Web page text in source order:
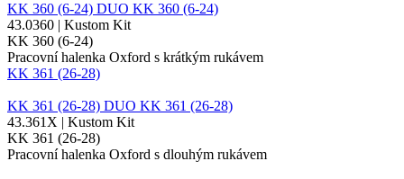
KK 360 (6-24) DUO KK 360 (6-24)
43.0360 | Kustom Kit
KK 360 (6-24)
Pracovní halenka Oxford s krátkým rukávem
KK 361 (26-28)
KK 361 (26-28) DUO KK 361 (26-28)
43.361X | Kustom Kit
KK 361 (26-28)
Pracovní halenka Oxford s dlouhým rukávem